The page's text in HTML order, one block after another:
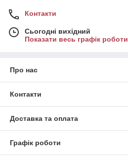
Контакти
Сьогодні вихідний
Показати весь графік роботи
Про нас
Контакти
Доставка та оплата
Графік роботи